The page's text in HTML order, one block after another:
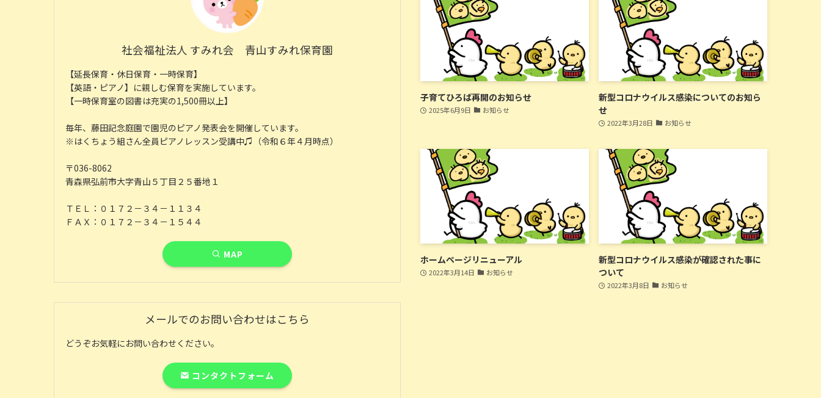
社会福祉法人 すみれ会 青山すみれ保育園
【延長保育・休日保育・一時保育】
【英語・ピアノ】に親しむ保育を実施しています。
【一時保育室の図書は充実の1,500冊以上】
毎年、藤田記念庭園で園児のピアノ発表会を開催しています。
※はくちょう組さん全員ピアノレッスン受講中♫（令和６年４月時点）
〒036-8062
青森県弘前市大字青山５丁目２５番地１
ＴＥＬ：０１７２－３４－１１３４
ＦＡＸ：０１７２－３４－１５４４
MAP
メールでのお問い合わせはこちら
どうぞお気軽にお問い合わせください。
コンタクトフォーム
子育てひろば再開のお知らせ
2025年6月9日 お知らせ
新型コロナウイルス感染についてのお知ら
せ
2022年3月28日 お知らせ
ホームページリニューアル
2022年3月14日 お知らせ
新型コロナウイルス感染が確認された事に
ついて
2022年3月8日 お知らせ